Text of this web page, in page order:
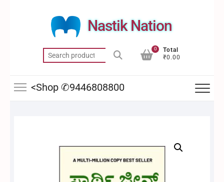
Nastik Nation
Search
for:
0
Total
₹0.00
<Shop ✆9446808800